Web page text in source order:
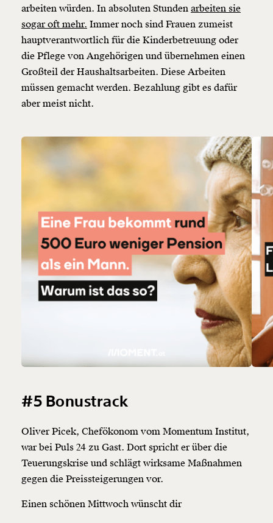
arbeiten würden. In absoluten Stunden arbeiten sie
sogar oft mehr. Immer noch sind Frauen zumeist
hauptverantwortlich für die Kinderbetreuung oder
die Pflege von Angehörigen und übernehmen einen
Großteil der Haushaltsarbeiten. Diese Arbeiten
müssen gemacht werden. Bezahlung gibt es dafür
aber meist nicht.
#5 Bonustrack
Oliver Picek, Chefökonom vom Momentum Institut,
war bei Puls 24 zu Gast. Dort spricht er über die
Teuerungskrise und schlägt wirksame Maßnahmen
gegen die Preissteigerungen vor.
Einen schönen Mittwoch wünscht dir